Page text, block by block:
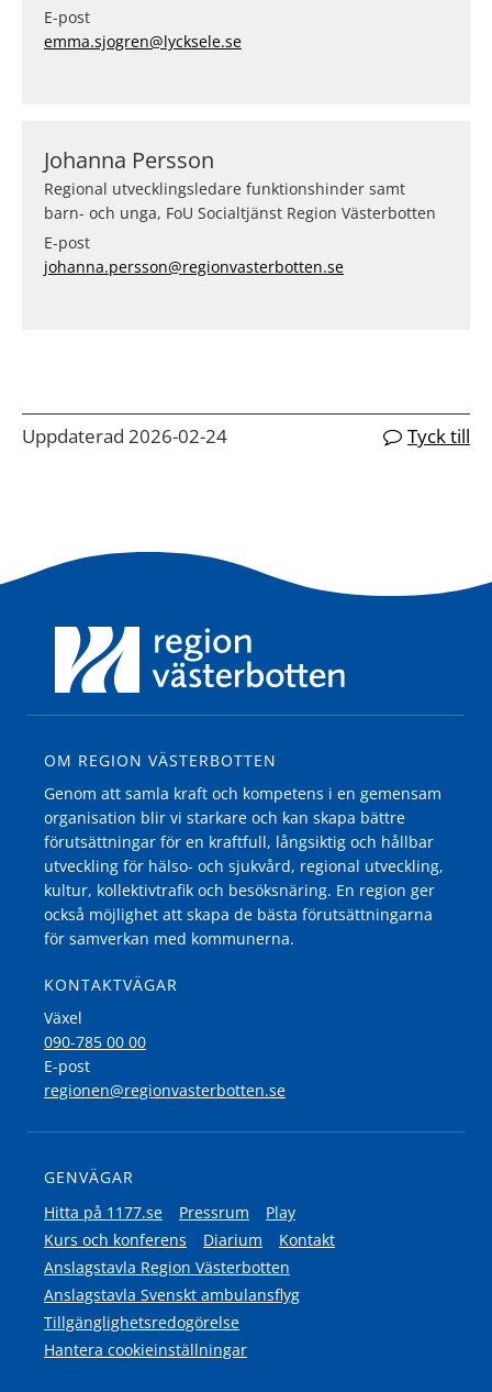
E-post
emma.sjogren@lycksele.se
Johanna Persson
Regional utvecklingsledare funktionshinder samt
barn- och unga, FoU Socialtjänst Region Västerbotten
E-post
johanna.persson@regionvasterbotten.se
Uppdaterad 2026-02-24 Tyck till
OM REGION VÄSTERBOTTEN
Genom att samla kraft och kompetens i en gemensam
organisation blir vi starkare och kan skapa bättre
förutsättningar för en kraftfull, långsiktig och hållbar
utveckling för hälso- och sjukvård, regional utveckling,
kultur, kollektivtrafik och besöksnäring. En region ger
också möjlighet att skapa de bästa förutsättningarna
för samverkan med kommunerna.
KONTAKTVÄGAR
Växel
090-785 00 00
E-post
regionen@regionvasterbotten.se
GENVÄGAR
Hitta på 1177.se
Pressrum
Play
Kurs och konferens
Diarium
Kontakt
Anslagstavla Region Västerbotten
Anslagstavla Svenskt ambulansflyg
Tillgänglighetsredogörelse
Hantera cookieinställningar